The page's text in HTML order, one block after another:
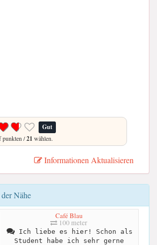
Gut
punkten /21 wählen.
Informationen Aktualisieren
Nähe
Café Blau
100 meter
Ich liebe es hier! Schon als
Student habe ich sehr gerne